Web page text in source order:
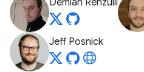
Demián Renzulli
Jeff Posnick